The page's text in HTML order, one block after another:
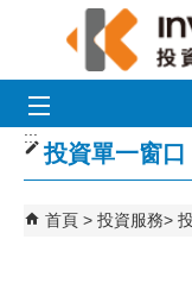
跳到主要內容區塊
:::
投資單一窗口
首頁 投資服務